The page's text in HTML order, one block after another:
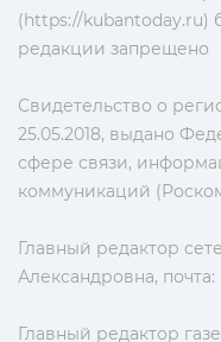
(https://kubantoday.ru)
редакции запрещено
Свидетельство о
25.05.2018, выдано
сфере связи,
коммуникаций
Главный редактор
Александровна, почта:
Главный редактор